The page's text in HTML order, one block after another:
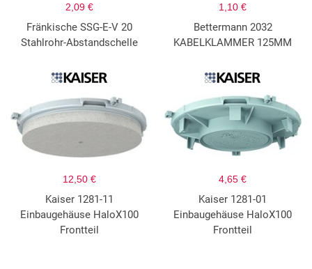
2,09 €
Fränkische SSG-E-V 20
Stahlrohr-Abstandschelle
1,10 €
Bettermann 2032
KABELKLAMMER 125MM
12,50 €
Kaiser 1281-11
Einbaugehäuse HaloX100
Frontteil
4,65 €
Kaiser 1281-01
Einbaugehäuse HaloX100
Frontteil